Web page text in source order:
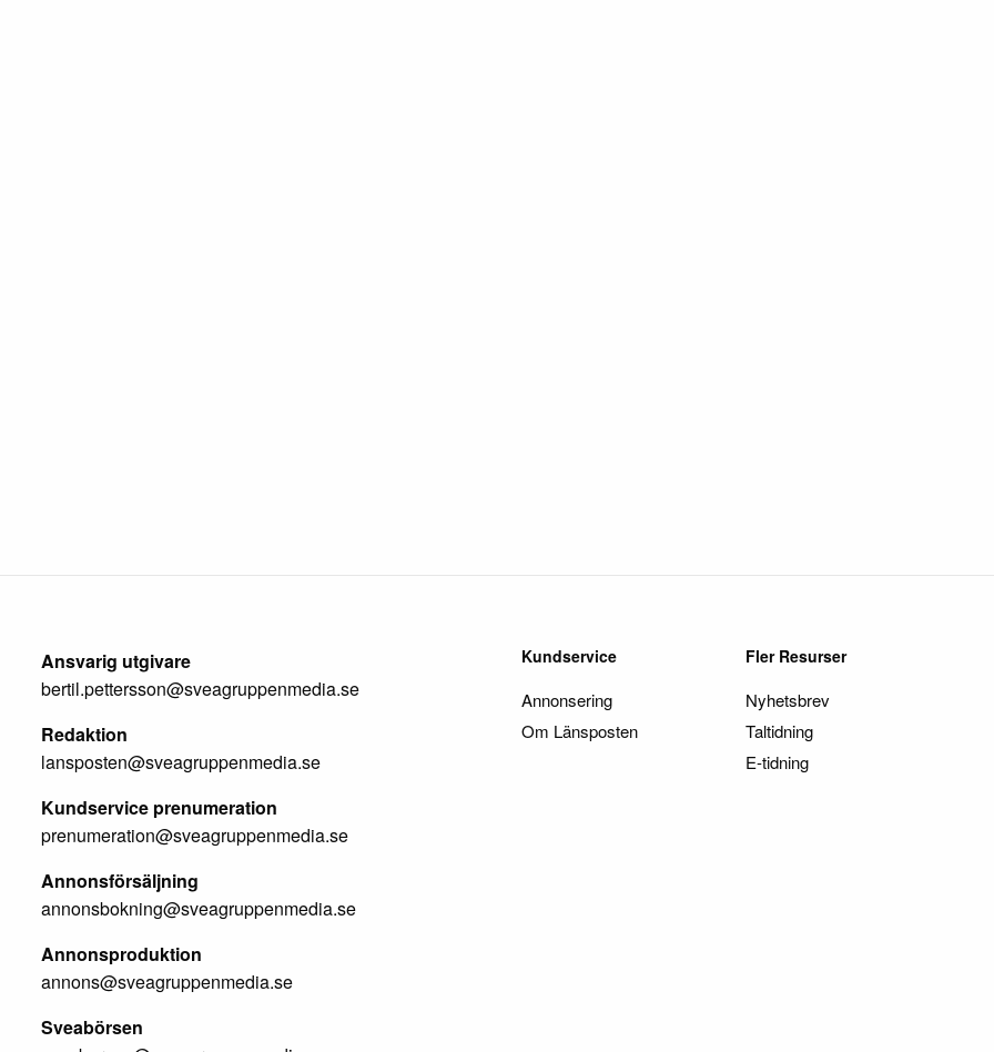
Ansvarig utgivare
bertil.pettersson@sveagruppenmedia.se
Redaktion
lansposten@sveagruppenmedia.se
Kundservice prenumeration
prenumeration@sveagruppenmedia.se
Annonsförsäljning
annonsbokning@sveagruppenmedia.se
Annonsproduktion
annons@sveagruppenmedia.se
Sveabörsen
Kundservice
Annonsering
Om Länsposten
Fler Resurser
Nyhetsbrev
Taltidning
E-tidning